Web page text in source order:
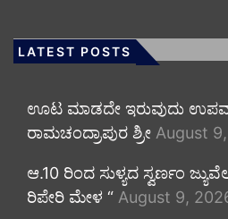
LATEST POSTS
ಊಟ ಮಾಡದೇ ಇರುವುದು
ರಾಮಚಂದ್ರಾಪುರ ಶ್ರೀ August
ಆ.10 ರಿಂದ ಸುಳ್ಯದ ಸ್ವರ್ಣಂ
ರಿಪೇರಿ ಮೇಳ “ August 9,